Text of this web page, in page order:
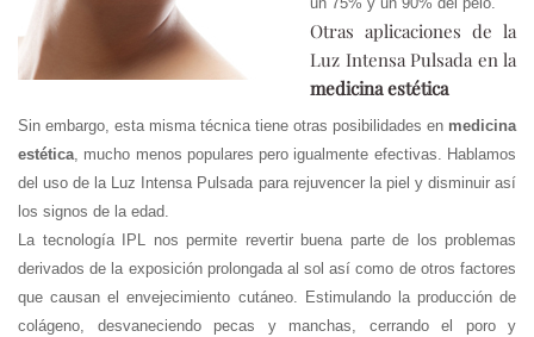
Otras aplicaciones de la
Luz Intensa Pulsada en la
medicina estética
Sin embargo, esta misma técnica tiene otras posibilidades en medicina
estética, mucho menos populares pero igualmente efectivas. Hablamos
del uso de la Luz Intensa Pulsada para rejuvencer la piel y disminuir así
los signos de la edad.
La tecnología IPL nos permite revertir buena parte de los problemas
derivados de la exposición prolongada al sol así como de otros factores
que causan el envejecimiento cutáneo. Estimulando la producción de
colágeno, desvaneciendo pecas y manchas, cerrando el poro y